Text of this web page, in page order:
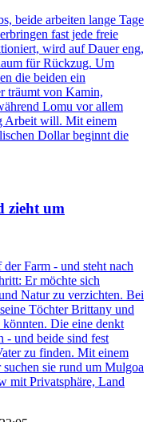
beide arbeiten lange Tage
fast jede freie
wird auf Dauer eng,
für Rückzug. Um
die beiden ein
träumt von Kamin,
Lomu vor allem
Arbeit will. Mit einem
Dollar beginnt die
zieht um
Farm - und steht nach
Er möchte sich
Natur zu verzichten. Bei
Töchter Brittany und
Die eine denkt
- und beide sind fest
zu finden. Mit einem
sie rund um Mulgoa
mit Privatsphäre, Land